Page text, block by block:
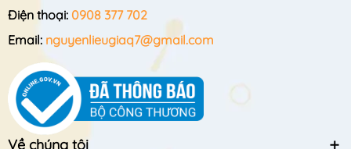
Điện thoại: 0908 377 702
Email: nguyenlieugiaq7@gmail.com
Về chúng tôi